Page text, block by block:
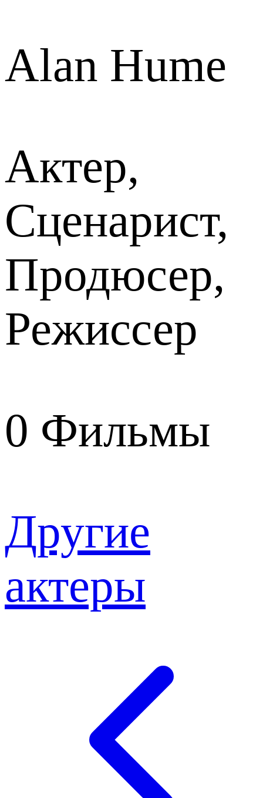
Alan Hume
Актер,
Сценарист,
Продюсер,
Режиссер
0 Фильмы
Другие
актеры